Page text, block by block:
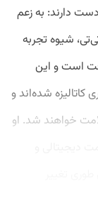
۲۰۲۱ سکان را در دست دارند: به زعم
شیوه تجربه
است و این
مشتریان، کووید-19 و فناوری کاتالیزه شده‌اند و
خواهند شد. او